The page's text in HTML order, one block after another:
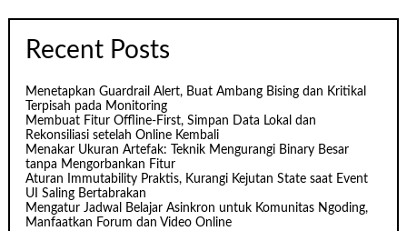
Recent Posts
Menetapkan Guardrail Alert, Buat Ambang Bising dan Kritikal
Terpisah pada Monitoring
Membuat Fitur Offline-First, Simpan Data Lokal dan
Rekonsiliasi setelah Online Kembali
Menakar Ukuran Artefak: Teknik Mengurangi Binary Besar
tanpa Mengorbankan Fitur
Aturan Immutability Praktis, Kurangi Kejutan State saat Event
UI Saling Bertabrakan
Mengatur Jadwal Belajar Asinkron untuk Komunitas Ngoding,
Manfaatkan Forum dan Video Online